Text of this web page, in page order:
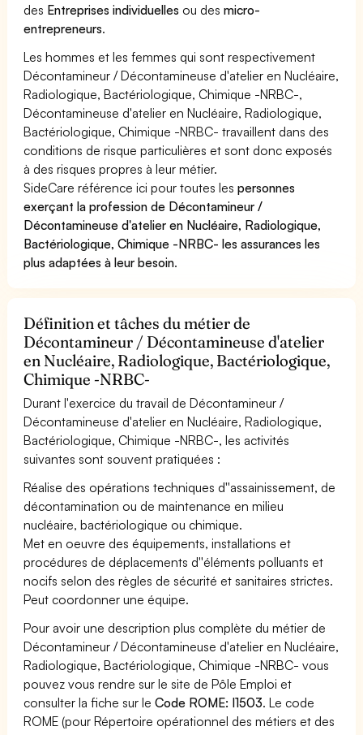
des Entreprises individuelles ou desmicro-
entrepreneurs.
Les hommes et les femmes qui sont respectivement
Décontamineur / Décontamineuse d'atelier en Nucléaire,
Radiologique, Bactériologique, Chimique -NRBC-,
Décontamineuse d'atelier en Nucléaire, Radiologique,
Bactériologique, Chimique -NRBC- travaillent dans des
conditions de risque particulières et sont donc exposés
à des risques propres à leur métier.
SideCare référence ici pour toutes lespersonnes
exerçant la profession de Décontamineur /
Décontamineuse d'atelier en Nucléaire, Radiologique,
Bactériologique, Chimique -NRBC- les assurances les
plus adaptées à leur besoin.
Définition et tâches du métier de
Décontamineur / Décontamineuse d'atelier
en Nucléaire, Radiologique, Bactériologique,
Chimique -NRBC-
Durant l'exercice du travail de Décontamineur /
Décontamineuse d'atelier en Nucléaire, Radiologique,
Bactériologique, Chimique -NRBC-, les activités
suivantes sont souvent pratiquées :
Réalise des opérations techniques d''assainissement, de
décontamination ou de maintenance en milieu
nucléaire, bactériologique ou chimique.
Met en oeuvre des équipements, installations et
procédures de déplacements d''éléments polluants et
nocifs selon des règles de sécurité et sanitaires strictes.
Peut coordonner une équipe.
Pour avoir une description plus complète du métier de
Décontamineur / Décontamineuse d'atelier en Nucléaire,
Radiologique, Bactériologique, Chimique -NRBC- vous
pouvez vous rendre sur le site de Pôle Emploi et
consulter la fiche sur leCode ROME: I1503. Le code
ROME (pour Répertoire opérationnel des métiers et des